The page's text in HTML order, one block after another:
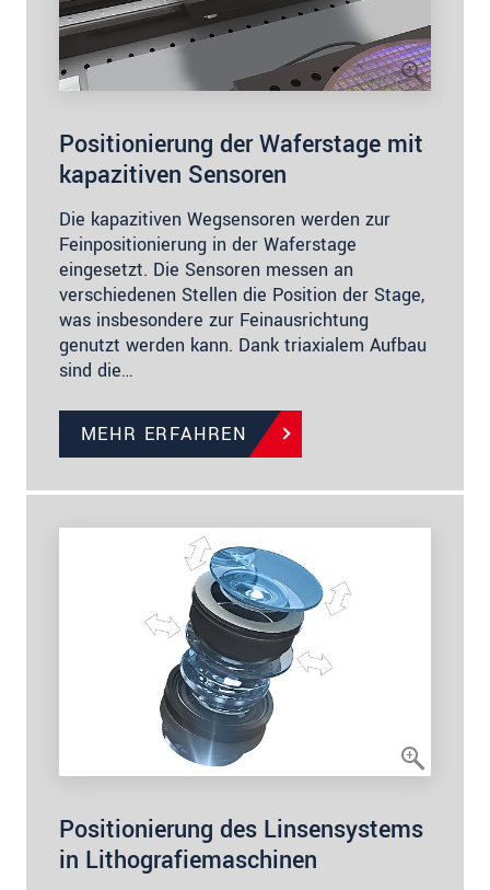
Positionierung der Waferstage mit
kapazitiven Sensoren
Die kapazitiven Wegsensoren werden zur
Feinpositionierung in der Waferstage
eingesetzt. Die Sensoren messen an
verschiedenen Stellen die Position der Stage,
was insbesondere zur Feinausrichtung
genutzt werden kann. Dank triaxialem Aufbau
sind die…
MEHR ERFAHREN
Positionierung des Linsensystems
in Lithografiemaschinen